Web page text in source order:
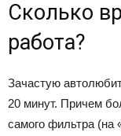
Сколько
работа?
Зачастую
20 минут. Причем
самого фильтра (на